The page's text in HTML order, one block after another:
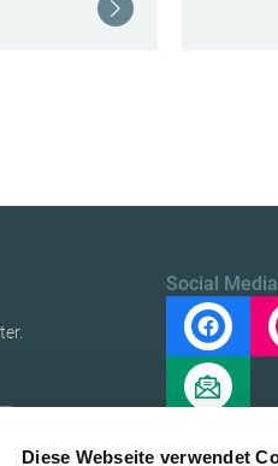
Diese Webseite verwendet
Social